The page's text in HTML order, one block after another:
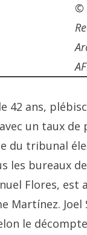
©
42 ans,
un taux
du tribunal
les bureaux
Flores, est
Martínez.
le